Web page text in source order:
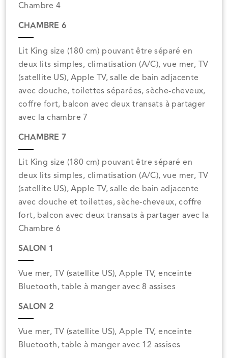
Chambre 4
CHAMBRE 6
Lit King size (180 cm) pouvant être séparé en
deux lits simples, climatisation (A/C), vue mer, TV
(satellite US), Apple TV, salle de bain adjacente
avec douche, toilettes séparées, sèche-cheveux,
coffre fort, balcon avec deux transats à partager
avec la chambre 7
CHAMBRE 7
Lit King size (180 cm) pouvant être séparé en
deux lits simples, climatisation (A/C), vue mer, TV
(satellite US), Apple TV, salle de bain adjacente
avec douche et toilettes, sèche-cheveux, coffre
fort, balcon avec deux transats à partager avec la
Chambre 6
SALON 1
Vue mer, TV (satellite US), Apple TV, enceinte
Bluetooth, table à manger avec 8 assises
SALON 2
Vue mer, TV (satellite US), Apple TV, enceinte
Bluetooth, table à manger avec 12 assises